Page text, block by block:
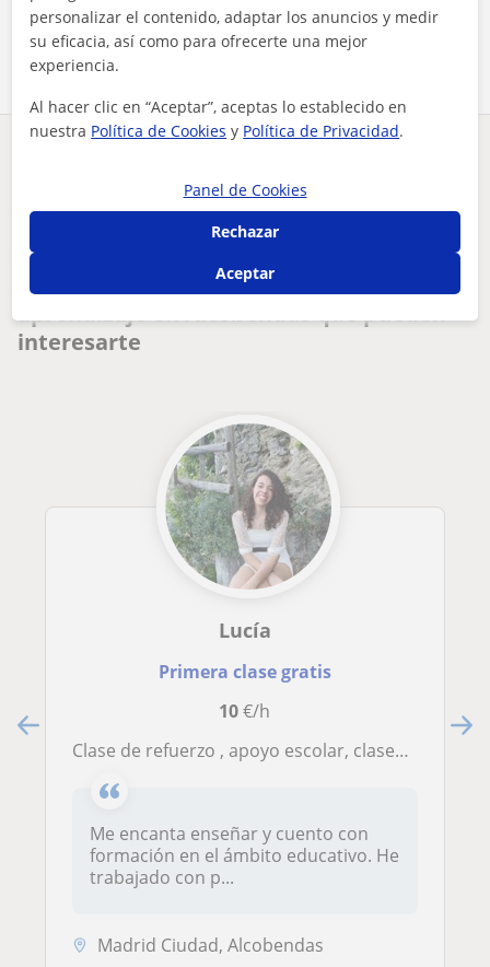
Comparte a este profesor
Tus clases particulares
ayudó a niños pequeños hacer sus deberes a leer
Otros profesores de Problemas de
aprendizaje en Alcobendas que pueden
interesarte
Lucía
Primera clase gratis
10€/h
Clase de refuerzo , apoyo escolar, clases de idiomas, conversación
Me encanta enseñar y cuento con
formación en el ámbito educativo. He
trabajado con p...
Madrid Ciudad, Alcobendas
personalizar el contenido, adaptar los anuncios y medir
su eficacia, así como para ofrecerte una mejor
experiencia.
Al hacer clic en “Aceptar”, aceptas lo establecido en
nuestra Política de Cookies y Política de Privacidad.
Panel de Cookies
Rechazar
Aceptar